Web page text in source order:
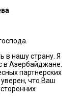
в нашу страну. Я
в Азербайджане.
партнерских
что Ваш